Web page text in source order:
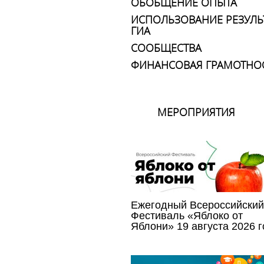
ИСПОЛЬЗОВАНИЕ
ГИА
СООБЩЕСТВА
ФИНАНСОВАЯ
МЕРОПРИЯТИЯ
Ежегодный Всероссийский
Фестиваль «Яблоко от
Яблони» 19 августа 2026